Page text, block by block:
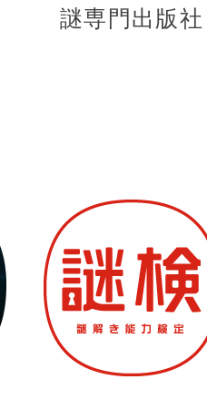
謎専門出版社